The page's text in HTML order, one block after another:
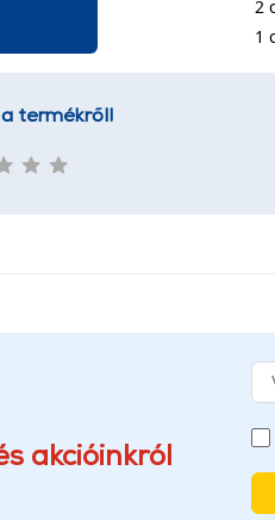
2
1
termékről!
akcióinkról